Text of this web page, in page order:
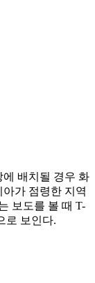
배치될 경우 화
가 점령한 지역
보도를 볼 때 T-
로 보인다.